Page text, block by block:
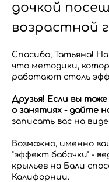
дочкой
возрастной
Спасибо, Татьяна!
что методики,
работают столь
Друзья! Если вы
о занятиях - дайте
записать вас на
Возможно, именно
"эффект бабочки" -
крыльев на Бали
Калифорнии.